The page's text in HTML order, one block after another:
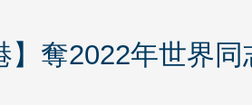
】奪2022年世界